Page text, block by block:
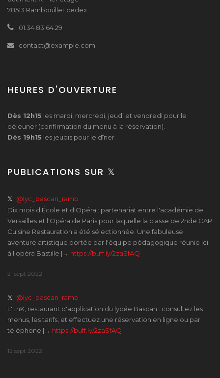
78513 Rambouillet cedex
01.34.83.64.29
contact@example.com
HEURES D'OUVERTURE
Dès 12h15 les mardi, mercredi, jeudi et vendredi pour le
déjeuner (confirmation du menu à la réservation).
Dès 19h15 les jeudis pour le dîner.
PUBLICATIONS SUR 𝕏
𝕏
@lyc_bascan_ramb
Dix mois d'École et d'Opéra : partenariat entre l'académie de
Versailles et l'Opéra de Paris pour laquelle la classe de 2nde CAP
Cuisine Restauration a été sélectionnée. Une fabuleuse
aventure artistique portée par l'équipe pédagogique réunie ici
à l'opéra Bastille |→ https://buff.ly/2zaSfAQ
21 sept 2022
𝕏
@lyc_bascan_ramb
L'EnK, restaurant d'application du lycée Bascan : consultez les
menus, les tarifs, et effectuez une réservation en ligne ou par
téléphone |→ https://buff.ly/2zaSfAQ
12 sept 2022